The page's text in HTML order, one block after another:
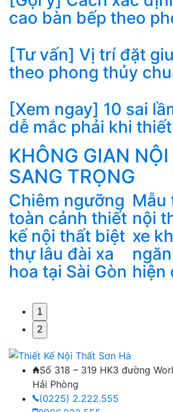
cao bàn bếp theo
[Tư vấn] Vị trí đặt
theo phong thủy
[Xem ngay] 10 sai
dễ mắc phải khi
KHÔNG GIAN
SANG TRỌNG
Chiêm ngưỡng
toàn cảnh thiết
kế nội thất biệt
thự lâu đài xa
hoa tại Sài Gòn
Mẫu
nội
xe
hiện
1
2
Số 318 – 319 HK3 đường
Hải Phòng
(0225) 2.222.555